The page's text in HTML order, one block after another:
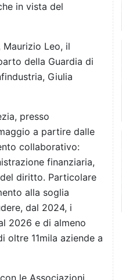
in vista del
Maurizio Leo, il
della Guardia di
Giulia
presso
a partire dalle
collaborativo:
finanziaria,
diritto. Particolare
alla soglia
dal 2024, i
2026 e di almeno
oltre 11mila aziende a